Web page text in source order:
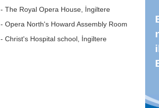
- The Royal Opera House, İngiltere
- Opera North's Howard Assembly Room
- Christ's Hospital school, İngiltere